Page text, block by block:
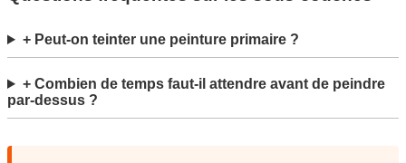
+ Peut-on teinter une peinture primaire ?
+ Combien de temps faut-il attendre avant de peindre
par-dessus ?